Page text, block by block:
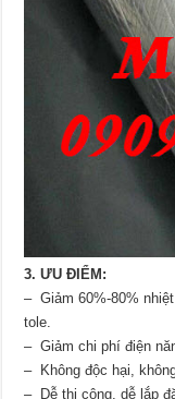
3. ƯU ĐIỂM:
– Giảm 60%-80%
tole.
– Giảm chi phí điện
– Không độc hại,
– Dễ thi công, dễ lắp